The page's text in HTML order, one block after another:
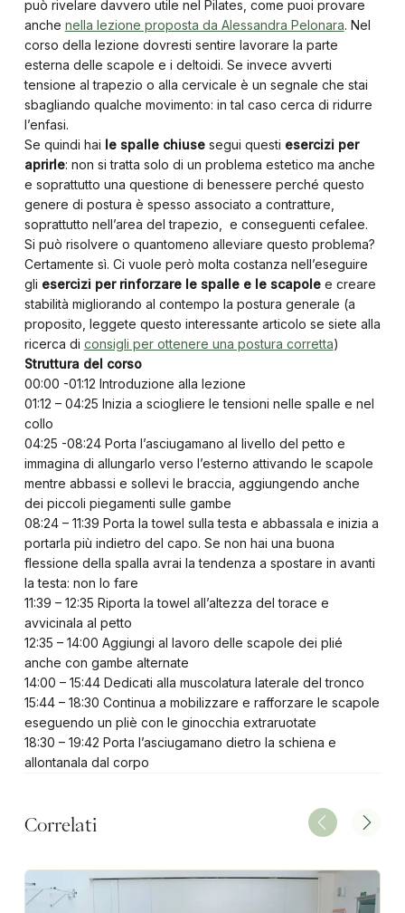
può rivelare davvero utile nel Pilates, come puoi provare
anche nella lezione proposta da Alessandra Pelonara. Nel
corso della lezione dovresti sentire lavorare la parte
esterna delle scapole e i deltoidi. Se invece avverti
tensione al trapezio o alla cervicale è un segnale che stai
sbagliando qualche movimento: in tal caso cerca di ridurre
l’enfasi.
Se quindi hai le spalle chiusesegui questi esercizi per
aprirle: non si tratta solo di un problema estetico ma anche
e soprattutto una questione di benessere perché questo
genere di postura è spesso associato a contratture,
soprattutto nell’area del trapezio, e conseguenti cefalee.
Si può risolvere o quantomeno alleviare questo problema?
Certamente sì. Ci vuole però molta costanza nell’eseguire
gli esercizi per rinforzare le spalle e le scapolee creare
stabilità migliorando al contempo la postura generale (a
proposito, leggete questo interessante articolo se siete alla
ricerca di consigli per ottenere una postura corretta)
Struttura del corso
00:00 -01:12 Introduzione alla lezione
01:12 – 04:25 Inizia a sciogliere le tensioni nelle spalle e nel
collo
04:25 -08:24 Porta l’asciugamano al livello del petto e
immagina di allungarlo verso l’esterno attivando le scapole
mentre abbassi e sollevi le braccia, aggiungendo anche
dei piccoli piegamenti sulle gambe
08:24 – 11:39 Porta la towel sulla testa e abbassala e inizia a
portarla più indietro del capo. Se non hai una buona
flessione della spalla avrai la tendenza a spostare in avanti
la testa: non lo fare
11:39 – 12:35 Riporta la towel all’altezza del torace e
avvicinala al petto
12:35 – 14:00 Aggiungi al lavoro delle scapole dei plié
anche con gambe alternate
14:00 – 15:44 Dedicati alla muscolatura laterale del tronco
15:44 – 18:30 Continua a mobilizzare e rafforzare le scapole
eseguendo un pliè con le ginocchia extraruotate
18:30 – 19:42 Porta l’asciugamano dietro la schiena e
allontanala dal corpo
Correlati